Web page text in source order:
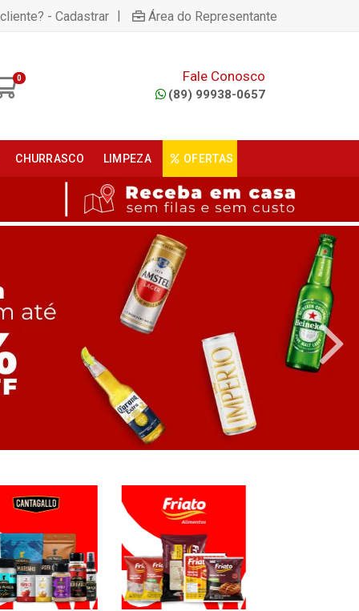
- Cadastrar | Área do Representante
0 Fale Conosco
(89) 99938-0657
CHURRASCO LIMPEZA OFERTAS